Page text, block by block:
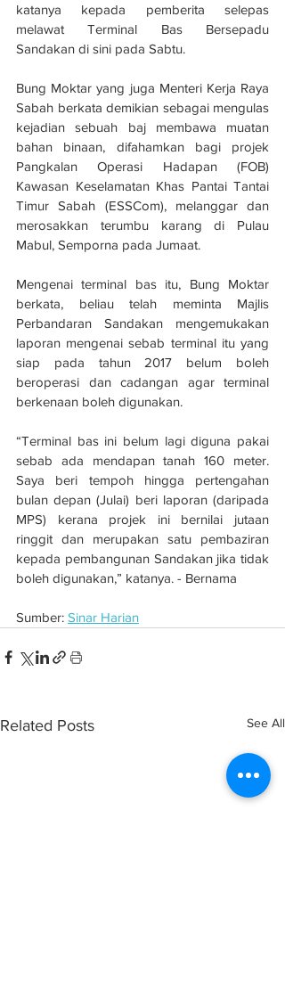
katanya kepada pemberita selepas
melawat Terminal Bas Bersepadu
Sandakan di sini pada Sabtu.
Bung Moktar yang juga Menteri Kerja Raya
Sabah berkata demikian sebagai mengulas
kejadian sebuah baj membawa muatan
bahan binaan, difahamkan bagi projek
Pangkalan Operasi Hadapan (FOB)
Kawasan Keselamatan Khas Pantai Tantai
Timur Sabah (ESSCom), melanggar dan
merosakkan terumbu karang di Pulau
Mabul, Semporna pada Jumaat.
Mengenai terminal bas itu, Bung Moktar
berkata, beliau telah meminta Majlis
Perbandaran Sandakan mengemukakan
laporan mengenai sebab terminal itu yang
siap pada tahun 2017 belum boleh
beroperasi dan cadangan agar terminal
berkenaan boleh digunakan.
“Terminal bas ini belum lagi diguna pakai
sebab ada mendapan tanah 160 meter.
Saya beri tempoh hingga pertengahan
bulan depan (Julai) beri laporan (daripada
MPS) kerana projek ini bernilai jutaan
ringgit dan merupakan satu pembaziran
kepada pembangunan Sandakan jika tidak
boleh digunakan,” katanya. - Bernama
Sumber: Sinar Harian
Related Posts See All